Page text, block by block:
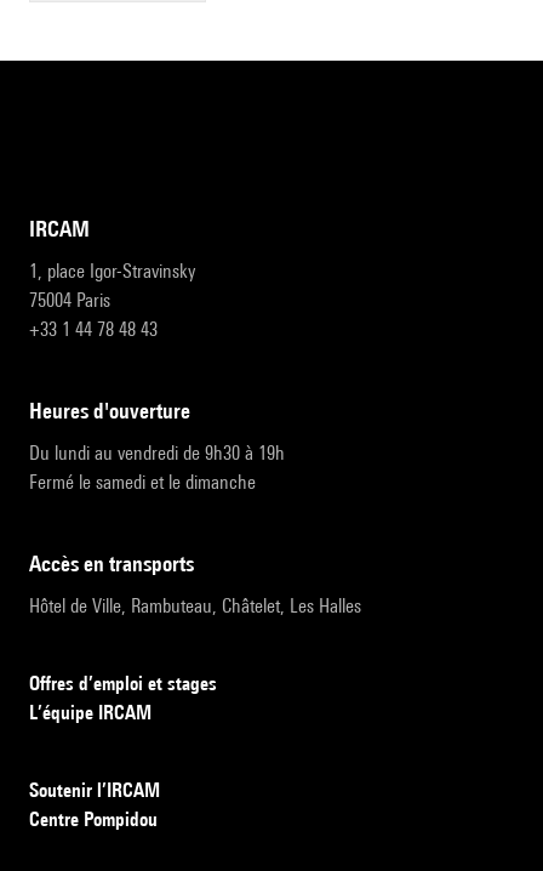
IRCAM
1, place Igor-Stravinsky
75004 Paris
+33 1 44 78 48 43
heures d'ouverture
Du lundi au vendredi de 9h30 à 19h
Fermé le samedi et le dimanche
accès en transports
Hôtel de Ville, Rambuteau, Châtelet, Les Halles
Offres d’emploi et stages
L’équipe IRCAM
Soutenir l’IRCAM
Centre Pompidou